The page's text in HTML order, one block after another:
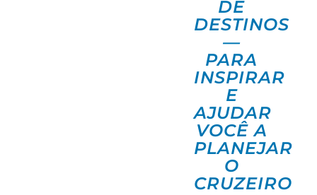
DE
DESTINOS
—
PARA
INSPIRAR
E
AJUDAR
VOCÊ A
PLANEJAR
O
CRUZEIRO